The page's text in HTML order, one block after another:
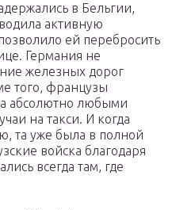
в Бельгии,
активную
ей перебросить
Германия не
железных дорог
того, французы
абсолютно любыми
на такси. И когда
та уже была в полной
войска благодаря
всегда там, где